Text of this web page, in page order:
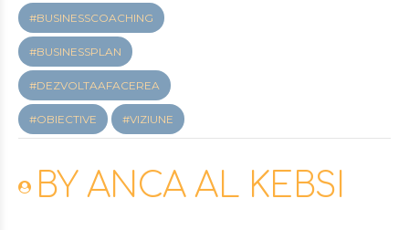
#BUSINESSCOACHING
#BUSINESSPLAN
#DEZVOLTAAFACEREA
#OBIECTIVE #VIZIUNE
BY ANCA AL KEBSI